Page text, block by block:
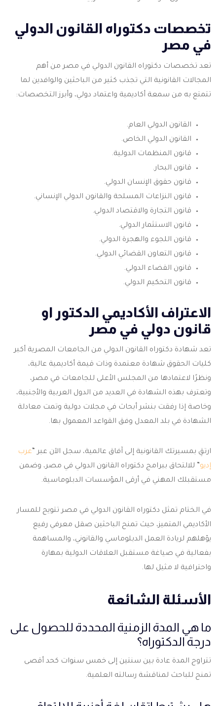
تخصصات دكتوراه القانون الدولي
في مصر
تعد تخصصات دكتوراه القانون الدولي في مصر من أهم
المجالات القانونية التي تجذب كثير من الباحثين والوافدين لما
تتمتع به من سمعة أكاديمية واعتماد دولي، وأبرز التخصصات:
القانون الدولي العام.
القانون الدولي الخاص.
قانون المنظمات الدولية.
قانون البحار.
قانون حقوق الإنسان الدولي.
قانون النزاعات المسلحة والقانون الدولي الإنساني.
قانون التجارة والاقتصاد الدولي.
قانون الاستثمار الدولي.
قانون اللجوء والهجرة الدولي.
قانون التعاون القضائي الدولي.
قانون القضاء الدولي.
قانون التحكيم الدولي.
الاعتراف الأكاديمي الدكتور او
قانون دولي في مصر
تعد شهادة دكتوراه القانون الدولي من الجامعات المصرية أكبر
كليات الحقوق شهادة معتمدة وذات قيمة أكاديمية عالية،
ونظرًا لاعتمادها من المجلس الأعلى للجامعات في مصر،
وتعترف بهذه الشهادة في العديد من الدول العربية والأجنبية،
وخاصة إذا رفقت بنشر أبحاث في مجلات دولية وتمت معادلة
الشهادة في بلد المعدل وفق القواعد المعمول بها.
ارتقِ بمسيرتك القانونية إلى آفاق عالمية، سجل الآن عبر “ عرب
إديو” للالتحاق ببرامج دكتوراه القانون الدولي في مصر، وضمن
مستقبلك المهني في أرقى المؤسسات الدبلوماسية.
في الختام تمثل دكتوراه القانون الدولي في مصر تتويج للمسار
الأكاديمي المتميز، حيث تمنح الباحثين صقل معرفي رفيع
يؤهلهم لريادة العمل الدبلوماسي والقانوني، والمساهمة
بفعالية في صياغة مستقبل العلاقات الدولية بمهارة
واحترافية لا مثيل لها.
الأسئلة الشائعة
ما هي المدة الزمنية المحددة للحصول على
درجة الدكتوراه؟
تتراوح المدة عادة بين سنتين إلى خمس سنوات كحد أقصى
تمنح للباحث لمناقشة رسالته العلمية.